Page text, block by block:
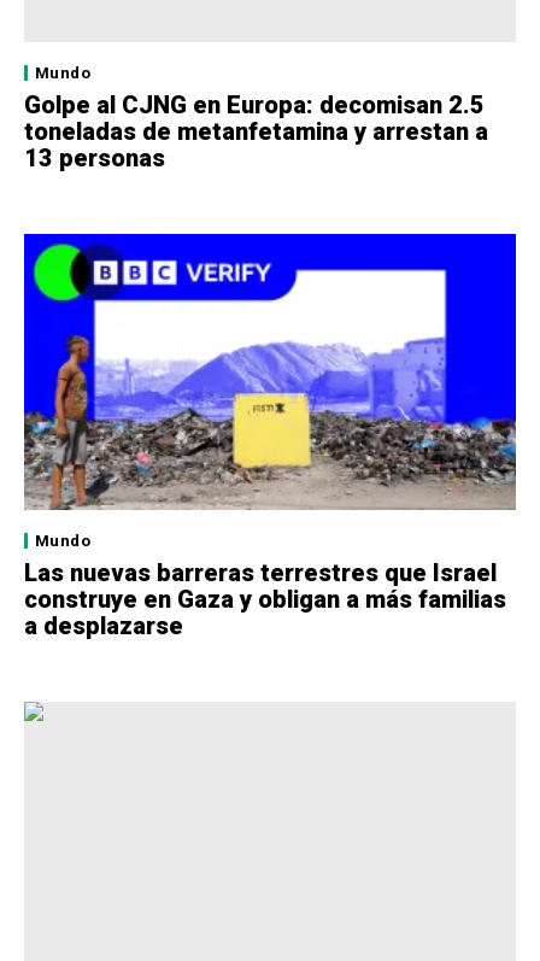
Mundo
Golpe al CJNG en Europa: decomisan 2.5
toneladas de metanfetamina y arrestan a
13 personas
Mundo
Las nuevas barreras terrestres que Israel
construye en Gaza y obligan a más familias
a desplazarse